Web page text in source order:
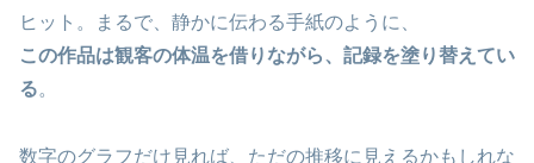
ヒット。まるで、静かに伝わる手紙のように、
この作品は観客の体温を借りながら、記録を塗り替えてい
る。
数字のグラフだけ見れば、ただの推移に見えるかもしれな